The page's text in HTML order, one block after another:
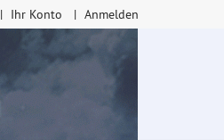
Ihr Konto Anmelden